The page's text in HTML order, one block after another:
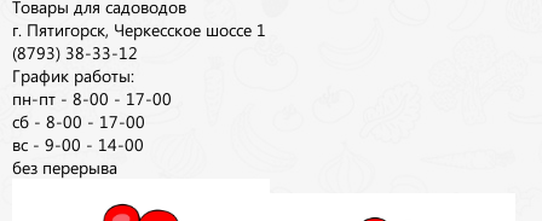
Товары для садоводов
г. Пятигорск, Черкесское шоссе 1
(8793) 38-33-12
График работы:
пн-пт - 8-00 - 17-00
сб - 8-00 - 17-00
вс - 9-00 - 14-00
без перерыва